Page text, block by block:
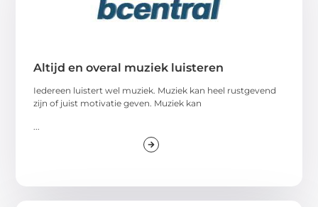
Altijd en overal muziek luisteren
Iedereen luistert wel muziek. Muziek kan heel rustgevend
zijn of juist motivatie geven. Muziek kan